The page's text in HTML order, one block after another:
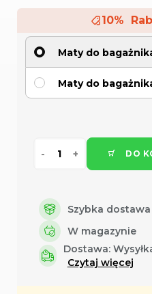
10%
Maty do
Maty do
DO
Szybka dostawa
W magazynie
Dostawa:
Czytaj więcej